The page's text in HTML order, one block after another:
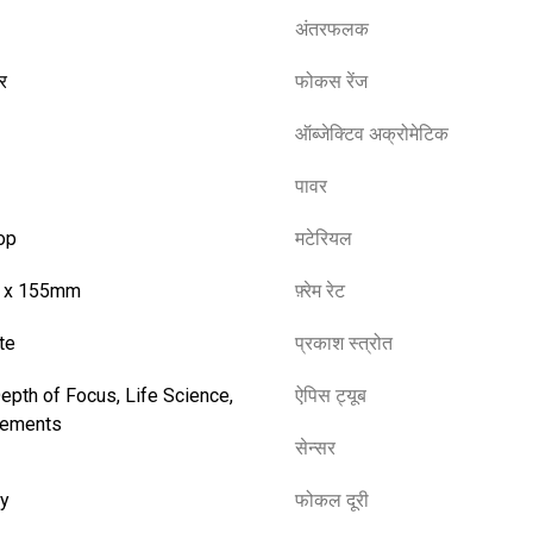
अंतरफलक
फोकस रेंज
ऑब्जेक्टिव अक्रोमेटिक
पावर
मटेरियल
155mm फ़्रेम रेट
प्रकाश स्त्रोत
of Focus, Life Science,
ऐपिस ट्यूब
सेन्सर
फोकल दूरी